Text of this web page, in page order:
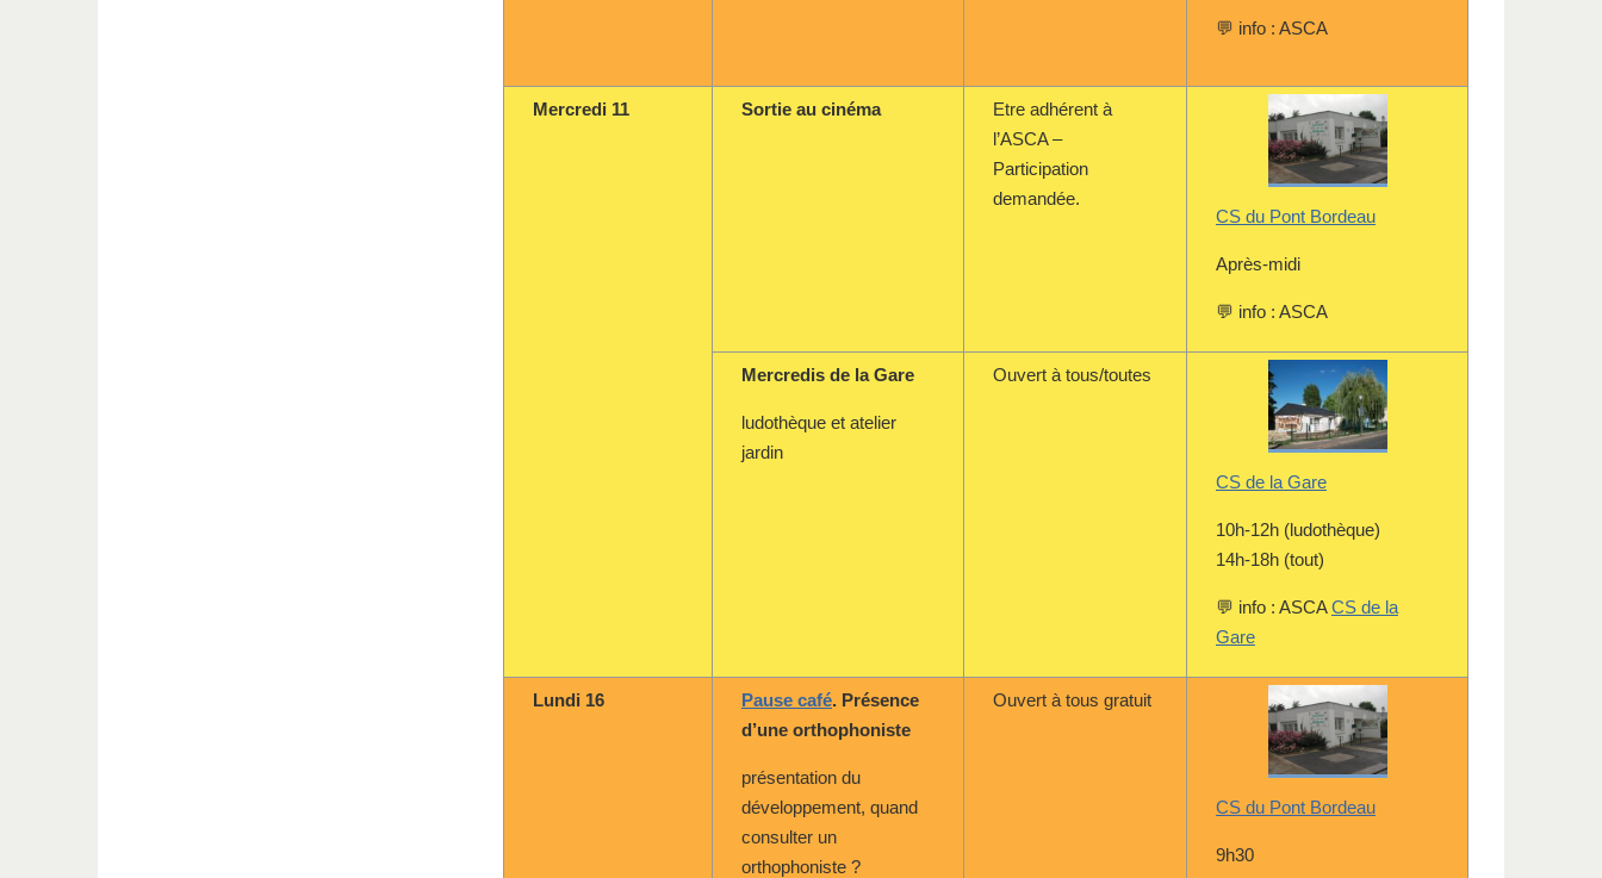
💬 info : ASCA
Mercredi 11 Sortie au cinéma
Etre adhérent à
l’ASCA –
Participation
demandée.
CS du Pont Bordeau
Après-midi
💬 info : ASCA
Mercredis de la Gare
ludothèque et atelier
jardin
Ouvert à tous/toutes
CS de la Gare
10h-12h (ludothèque)
14h-18h (tout)
💬 info : ASCACS de la
Gare
Lundi 16 Pause café. Présence
d’une orthophoniste
présentation du
développement, quand
consulter un
orthophoniste ?
Ouvert à tous gratuit
CS du Pont Bordeau
9h30